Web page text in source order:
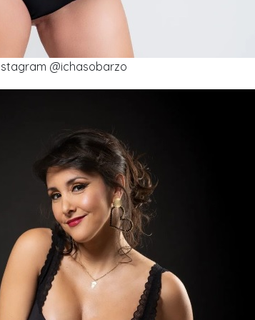
@ichasobarzo